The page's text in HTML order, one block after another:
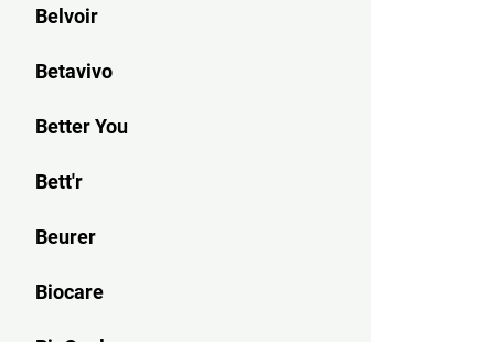
Belvoir
Betavivo
Better You
Bett'r
Beurer
Biocare